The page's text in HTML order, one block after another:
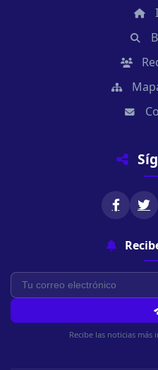
Recibe las noticias